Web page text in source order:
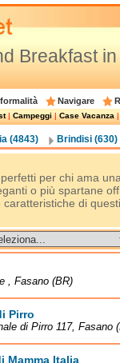
Breakfast
Navigare
|Campeggi|Case Vacanza
(4843) Brindisi (630)
per chi ama
o più spartane
caratteristiche di
, Fasano (BR)
Pirro
di Pirro 117, Fasano
Mamma Italia